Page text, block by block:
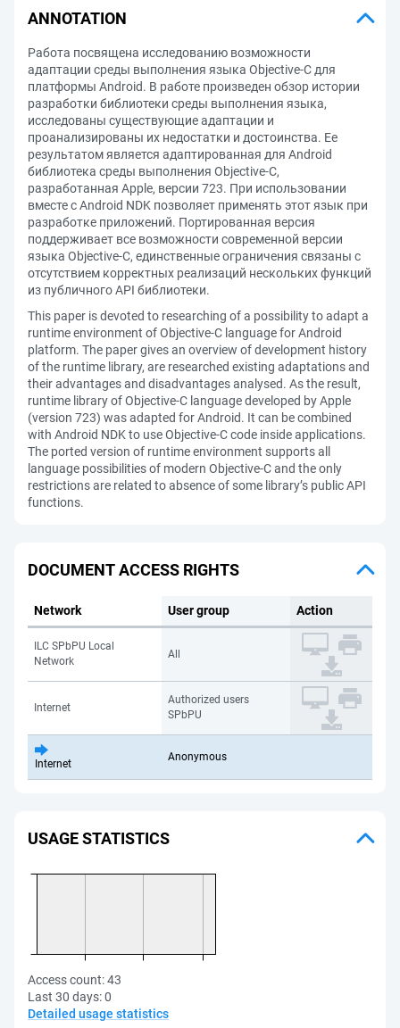
ANNOTATION
Работа посвящена исследованию возможности
адаптации среды выполнения языка Objective-C для
платформы Android. В работе произведен обзор истории
разработки библиотеки среды выполнения языка,
исследованы существующие адаптации и
проанализированы их недостатки и достоинства. Ее
результатом является адаптированная для Android
библиотека среды выполнения Objective-C,
разработанная Apple, версии 723. При использовании
вместе с Android NDK позволяет применять этот язык при
разработке приложений. Портированная версия
поддерживает все возможности современной версии
языка Objective-C, единственные ограничения связаны с
отсутствием корректных реализаций нескольких функций
из публичного API библиотеки.
This paper is devoted to researching of a possibility to adapt a
runtime environment of Objective-C language for Android
platform. The paper gives an overview of development history
of the runtime library, are researched existing adaptations and
their advantages and disadvantages analysed. As the result,
runtime library of Objective-C language developed by Apple
(version 723) was adapted for Android. It can be combined
with Android NDK to use Objective-C code inside applications.
The ported version of runtime environment supports all
language possibilities of modern Objective-C and the only
restrictions are related to absence of some library’s public API
functions.
DOCUMENT ACCESS RIGHTS
Network User group Action
ILC SPbPU Local
Network
All
Internet
Authorized users
SPbPU
Internet
Anonymous
USAGE STATISTICS
Access count:43
Last 30 days:0
Detailed usage statistics